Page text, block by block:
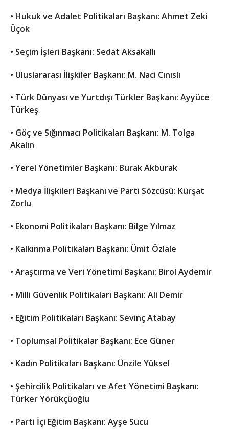
• Hukuk ve Adalet Politikaları Başkanı: Ahmet Zeki
Üçok
• Seçim İşleri Başkanı: Sedat Aksakallı
• Uluslararası İlişkiler Başkanı: M. Naci Cınıslı
• Türk Dünyası ve Yurtdışı Türkler Başkanı: Ayyüce
Türkeş
• Göç ve Sığınmacı Politikaları Başkanı: M. Tolga
Akalın
• Yerel Yönetimler Başkanı: Burak Akburak
• Medya İlişkileri Başkanı ve Parti Sözcüsü: Kürşat
Zorlu
• Ekonomi Politikaları Başkanı: Bilge Yılmaz
• Kalkınma Politikaları Başkanı: Ümit Özlale
• Araştırma ve Veri Yönetimi Başkanı: Birol Aydemir
• Milli Güvenlik Politikaları Başkanı: Ali Demir
• Eğitim Politikaları Başkanı: Sevinç Atabay
• Toplumsal Politikalar Başkanı: Ece Güner
• Kadın Politikaları Başkanı: Ünzile Yüksel
• Şehircilik Politikaları ve Afet Yönetimi Başkanı:
Türker Yörükçüoğlu
• Parti İçi Eğitim Başkanı: Ayşe Sucu